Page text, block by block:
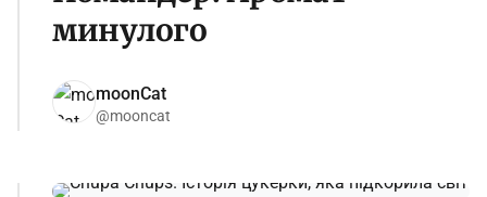
минулого
moonCat
@mooncat